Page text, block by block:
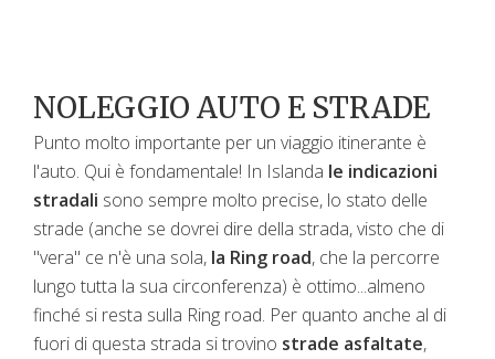
NOLEGGIO AUTO E STRADE
Punto molto importante per un viaggio itinerante è
l'auto. Qui è fondamentale! In Islanda le indicazioni
stradali sono sempre molto precise, lo stato delle
strade (anche se dovrei dire della strada, visto che di
"vera" ce n'è una sola, la Ring road, che la percorre
lungo tutta la sua circonferenza) è ottimo...almeno
finché si resta sulla Ring road. Per quanto anche al di
fuori di questa strada si trovino strade asfaltate,